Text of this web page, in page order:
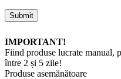
IMPORTANT!
Fiind produse lucrate manual,
între 2 și 5 zile!
Produse asemănătoare